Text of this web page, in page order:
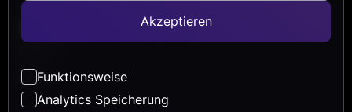
Akzeptieren
Funktionsweise
Analytics Speicherung
Karriere